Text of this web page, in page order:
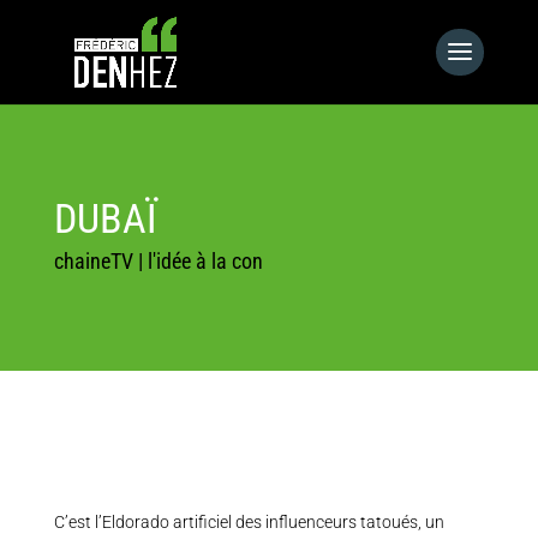
DUBAÏ
chaineTV| l'idée à la con
C’est l’Eldorado artificiel des influenceurs tatoués, un